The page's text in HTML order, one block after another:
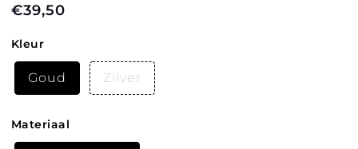
Normale
€39,50
Kleur
Goud Zilver
Materiaal